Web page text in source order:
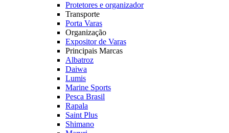
Protetores e organizador
Transporte
Porta Varas
Organização
Expositor de Varas
Principais Marcas
Albatroz
Daiwa
Lumis
Marine Sports
Pesca Brasil
Rapala
Saint Plus
Shimano